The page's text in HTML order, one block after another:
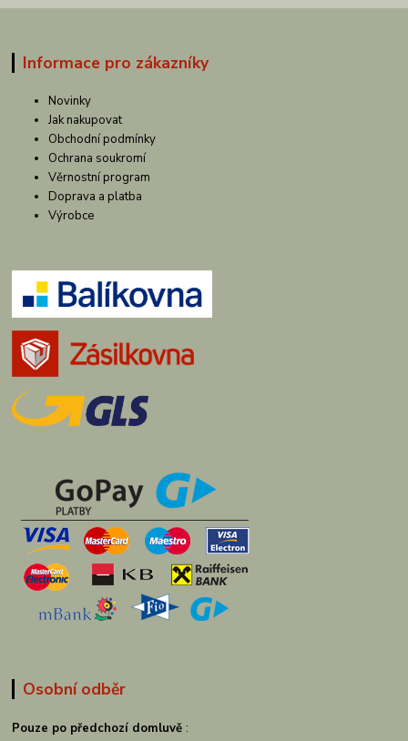
Informace pro zákazníky
Novinky
Jak nakupovat
Obchodní podmínky
Ochrana soukromí
Věrnostní program
Doprava a platba
Výrobce
Osobní odběr
Pouze po předchozí domluvě :